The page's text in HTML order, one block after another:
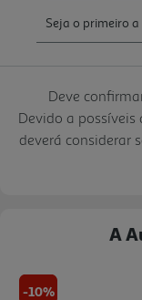
Deve
Devido a possíveis
deverá considerar
A
-10%